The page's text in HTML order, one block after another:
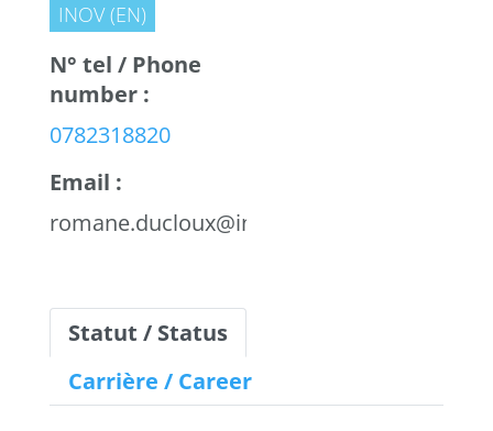
INOV (EN)
N° tel / Phone
number :
0782318820
Email :
romane.ducloux@inserm.fr
Statut / Status
Carrière / Career